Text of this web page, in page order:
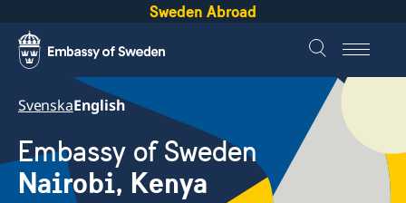
Sweden Abroad
SvenskaEnglish
Embassy of Sweden
Nairobi, Kenya